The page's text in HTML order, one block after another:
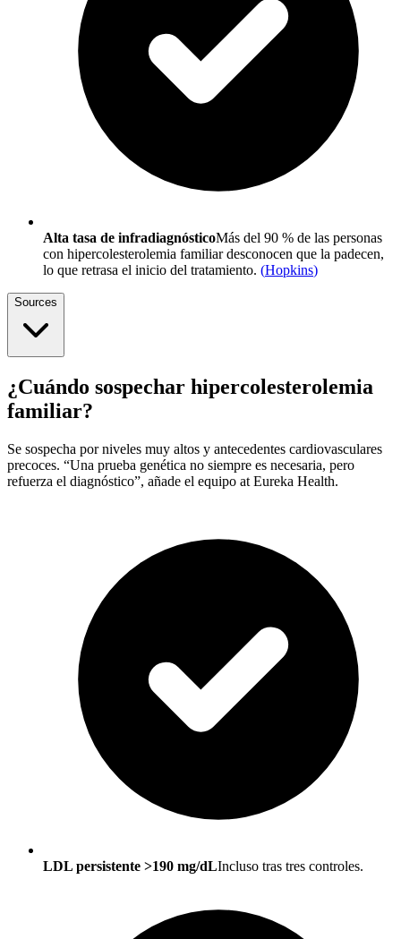
Alta tasa de infradiagnósticoMás del 90 % de las personas
con hipercolesterolemia familiar desconocen que la padecen,
lo que retrasa el inicio del tratamiento. (Hopkins)
Sources
¿Cuándo sospechar hipercolesterolemia
familiar?
Se sospecha por niveles muy altos y antecedentes cardiovasculares
precoces. “Una prueba genética no siempre es necesaria, pero
refuerza el diagnóstico”, añade el equipo at Eureka Health.
LDL persistente >190 mg/dLIncluso tras tres controles.